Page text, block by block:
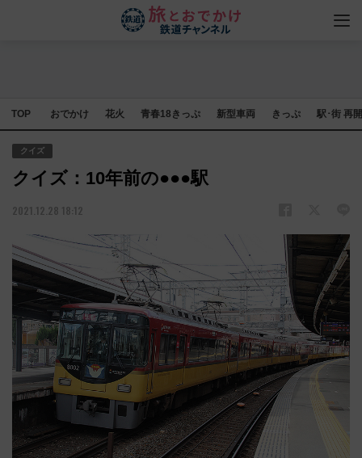
TOP おでかけ 花火 青春18きっぷ 新型車両 きっぷ 駅･街 再
クイズ
クイズ：10年前の●●●駅
2021.12.28 18:12